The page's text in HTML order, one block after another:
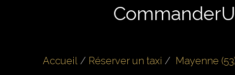
Accueil Réserver un taxi Mayenne